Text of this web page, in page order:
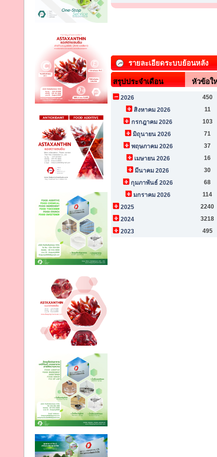
รายละเอียดระบบย้อนหลัง
สรุปประจำเดือน หัวข้อใ
2026
450
สิงหาคม 2026
11
กรกฎาคม 2026
103
มิถุนายน 2026
71
พฤษภาคม 2026
37
เมษายน 2026
16
มีนาคม 2026
30
กุมภาพันธ์ 2026
68
มกราคม 2026
114
2025
2240
2024
3218
2023
495